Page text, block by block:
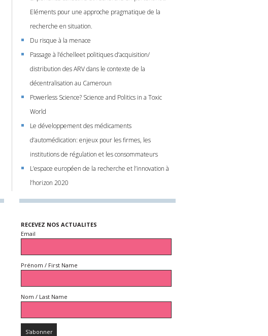
Eléments pour une approche pragmatique de la
recherche en situation.
Du risque à la menace
Passage à l’échelleet politiques d’acquisition/
distribution des ARV dans le contexte de la
décentralisation au Cameroun
Powerless Science? Science and Politics in a Toxic
World
Le développement des médicaments
d’automédication: enjeux pour les firmes, les
institutions de régulation et les consommateurs
L’espace européen de la recherche et l’innovation à
l’horizon 2020
RECEVEZ NOS ACTUALITES
Email
Prénom / First Name
Nom / Last Name